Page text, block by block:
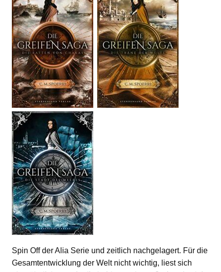
Spin Off der Alia Serie und zeitlich nachgelagert. Für die
Gesamtentwicklung der Welt nicht wichtig, liest sich